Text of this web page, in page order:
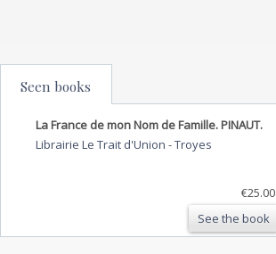
Seen books
La France de mon Nom de Famille. PINAUT.
Librairie Le Trait d'Union -Troyes
€25.00
See the book